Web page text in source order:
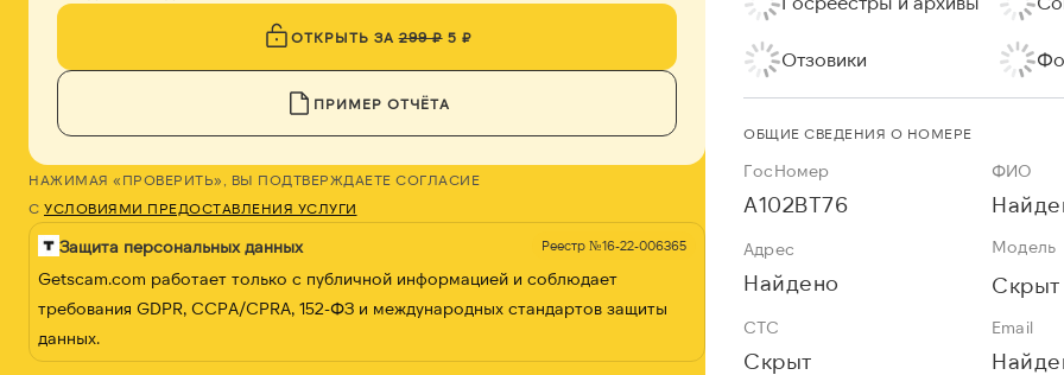
ОТКРЫТЬ ЗА299 ₽5 ₽
ПРИМЕР ОТЧЁТА
НАЖИМАЯ «ПРОВЕРИТЬ», ВЫ ПОДТВЕРЖДАЕТЕ СОГЛАСИЕ
С УСЛОВИЯМИ ПРЕДОСТАВЛЕНИЯ УСЛУГИ
Защита персональных данных Реестр №16-22-006365
Getscam.com работает только с публичной информацией и соблюдает
требования GDPR, CCPA/CPRA, 152-ФЗ и международных стандартов защиты
данных.
Отзовики
ОБЩИЕ СВЕДЕНИЯ О НОМЕРЕ
ГосНомер
А102ВТ76
ФИО
Адрес
Найдено
Модель
Скрыт
СТС
Скрыт
Email